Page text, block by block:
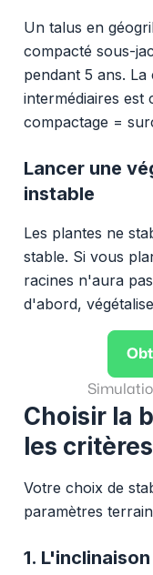
Un talus en
compacté sous-
pendant 5 ans.
intermédiaires est
compactage =
Lancer une
instable
Les plantes ne
stable. Si vous
racines n'aura
d'abord,
Choisir la
les
Votre choix de
paramètres
1.